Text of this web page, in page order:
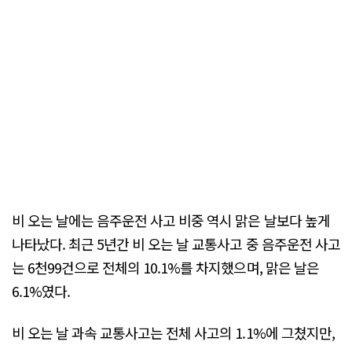
비 오는 날에는 음주운전 사고 비중 역시 맑은 날보다 높게
나타났다. 최근 5년간 비 오는 날 교통사고 중 음주운전 사고
는 6천99건으로 전체의 10.1%를 차지했으며, 맑은 날은
6.1%였다.
비 오는 날 과속 교통사고는 전체 사고의 1.1%에 그쳤지만,